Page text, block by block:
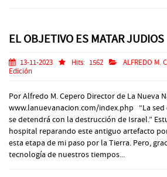
EL OBJETIVO ES MATAR JUDIOS
13-11-2023 Hits: 1562 ALFREDO M.
Edición
Por Alfredo M. Cepero Director de La Nueva
www.lanuevanacion.com/index.php “La sed
se detendrá con la destrucción de Israel.”
hospital reparando este antiguo artefacto
esta etapa de mi paso por la Tierra. Pero,
tecnología de nuestros tiempos...